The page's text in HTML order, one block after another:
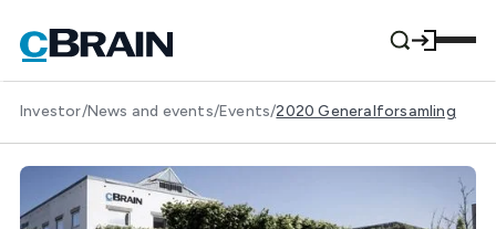
Investor/News and events/Events/2020 Generalforsamling